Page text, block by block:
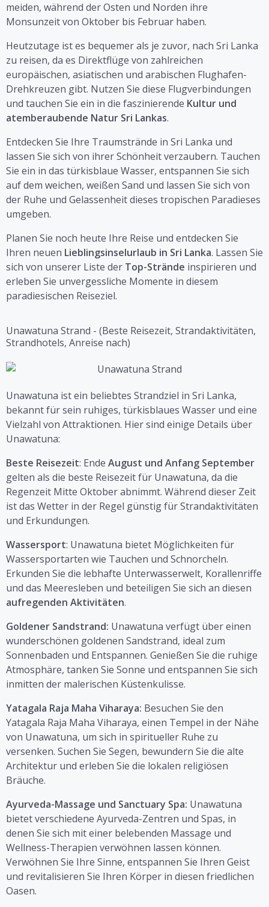
meiden, während der Osten und Norden ihre
Monsunzeit von Oktober bis Februar haben.
Heutzutage ist es bequemer als je zuvor, nach Sri Lanka
zu reisen, da es Direktflüge von zahlreichen
europäischen, asiatischen und arabischen Flughafen-
Drehkreuzen gibt. Nutzen Sie diese Flugverbindungen
und tauchen Sie ein in die faszinierende Kultur und
atemberaubende Natur Sri Lankas.
Entdecken Sie Ihre Traumstrände in Sri Lanka und
lassen Sie sich von ihrer Schönheit verzaubern. Tauchen
Sie ein in das türkisblaue Wasser, entspannen Sie sich
auf dem weichen, weißen Sand und lassen Sie sich von
der Ruhe und Gelassenheit dieses tropischen Paradieses
umgeben.
Planen Sie noch heute Ihre Reise und entdecken Sie
Ihren neuen Lieblingsinselurlaub in Sri Lanka. Lassen Sie
sich von unserer Liste der Top-Strände inspirieren und
erleben Sie unvergessliche Momente in diesem
paradiesischen Reiseziel.
Unawatuna Strand - (Beste Reisezeit, Strandaktivitäten,
Strandhotels, Anreise nach)
Unawatuna ist ein beliebtes Strandziel in Sri Lanka,
bekannt für sein ruhiges, türkisblaues Wasser und eine
Vielzahl von Attraktionen. Hier sind einige Details über
Unawatuna:
Beste Reisezeit: Ende August und Anfang September
gelten als die beste Reisezeit für Unawatuna, da die
Regenzeit Mitte Oktober abnimmt. Während dieser Zeit
ist das Wetter in der Regel günstig für Strandaktivitäten
und Erkundungen.
Wassersport: Unawatuna bietet Möglichkeiten für
Wassersportarten wie Tauchen und Schnorcheln.
Erkunden Sie die lebhafte Unterwasserwelt, Korallenriffe
und das Meeresleben und beteiligen Sie sich an diesen
aufregenden Aktivitäten.
Goldener Sandstrand: Unawatuna verfügt über einen
wunderschönen goldenen Sandstrand, ideal zum
Sonnenbaden und Entspannen. Genießen Sie die ruhige
Atmosphäre, tanken Sie Sonne und entspannen Sie sich
inmitten der malerischen Küstenkulisse.
Yatagala Raja Maha Viharaya: Besuchen Sie den
Yatagala Raja Maha Viharaya, einen Tempel in der Nähe
von Unawatuna, um sich in spiritueller Ruhe zu
versenken. Suchen Sie Segen, bewundern Sie die alte
Architektur und erleben Sie die lokalen religiösen
Bräuche.
Ayurveda-Massage und Sanctuary Spa: Unawatuna
bietet verschiedene Ayurveda-Zentren und Spas, in
denen Sie sich mit einer belebenden Massage und
Wellness-Therapien verwöhnen lassen können.
Verwöhnen Sie Ihre Sinne, entspannen Sie Ihren Geist
und revitalisieren Sie Ihren Körper in diesen friedlichen
Oasen.